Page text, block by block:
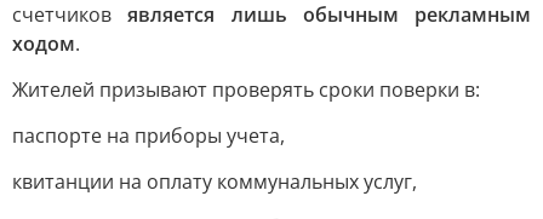
счетчиковявляется лишь обычным рекламным
ходом.
Жителей призывают проверять сроки поверки в:
паспорте на приборы учета,
квитанции на оплату коммунальных услуг,